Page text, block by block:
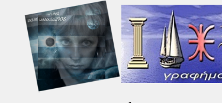
όμορφα ταξίδια του νού...